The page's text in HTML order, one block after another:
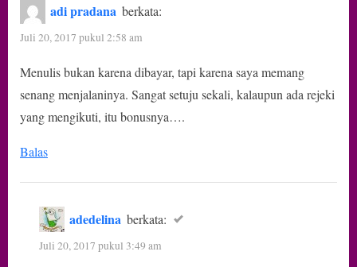
adi pradana berkata:
Juli 20, 2017 pukul 2:58 am
Menulis bukan karena dibayar, tapi karena saya memang
senang menjalaninya. Sangat setuju sekali, kalaupun ada rejeki
yang mengikuti, itu bonusnya….
Balas
adedelina berkata:
Juli 20, 2017 pukul 3:49 am